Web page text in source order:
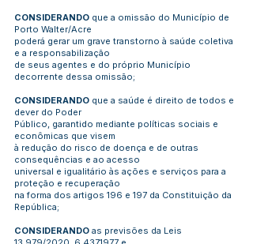
CONSIDERANDO que a omissão do Município de
Porto Walter/Acre
poderá gerar um grave transtorno à saúde coletiva
e a responsabilização
de seus agentes e do próprio Município
decorrente dessa omissão;
CONSIDERANDO que a saúde é direito de todos e
dever do Poder
Público, garantido mediante políticas sociais e
econômicas que visem
à redução do risco de doença e de outras
consequências e ao acesso
universal e igualitário às ações e serviços para a
proteção e recuperação
na forma dos artigos 196 e 197 da Constituição da
República;
CONSIDERANDO as previsões da Leis